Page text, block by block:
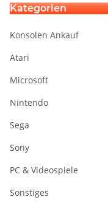
Kategorien
Konsolen Ankauf
Atari
Microsoft
Nintendo
Sega
Sony
PC & Videospiele
Sonstiges